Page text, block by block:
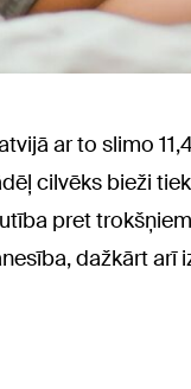
ar to slimo
cilvēks bieži
pret
dažkārt